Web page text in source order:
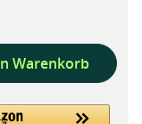
Warenkorb